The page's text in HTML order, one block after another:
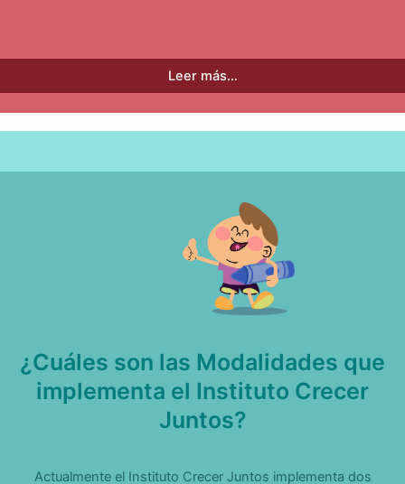
Leer más…
¿Cuáles son las Modalidades que
implementa el Instituto Crecer
Juntos?
Actualmente el Instituto Crecer Juntos implementa dos